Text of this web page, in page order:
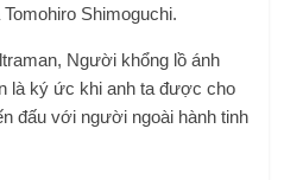
Shimoguchi.
Người khổng lồ ánh
là ký ức khi anh ta được cho
đấu với người ngoài hành tinh